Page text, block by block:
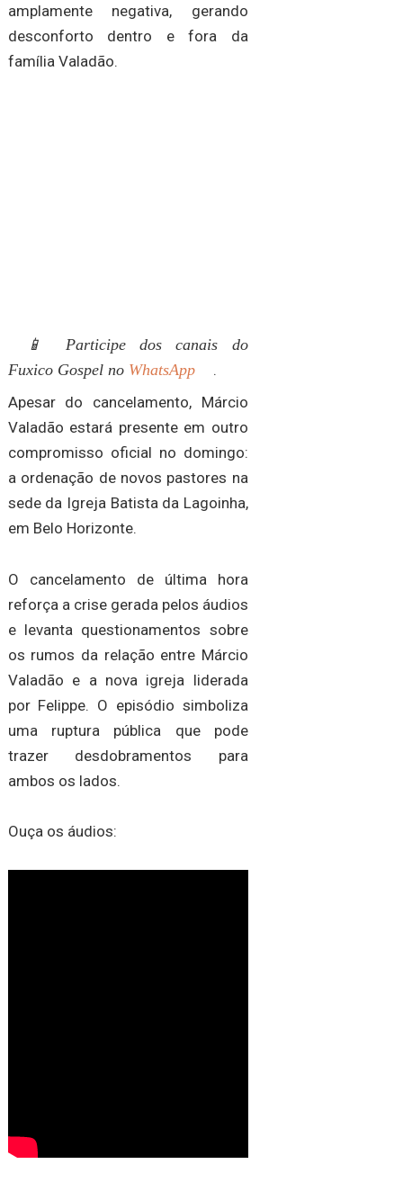
amplamente negativa, gerando
desconforto dentro e fora da
família Valadão.
📱 Participe dos canais do
Fuxico Gospel no WhatsApp
.
Apesar do cancelamento, Márcio
Valadão estará presente em outro
compromisso oficial no domingo:
a ordenação de novos pastores na
sede da Igreja Batista da Lagoinha,
em Belo Horizonte.
O cancelamento de última hora
reforça a crise gerada pelos áudios
e levanta questionamentos sobre
os rumos da relação entre Márcio
Valadão e a nova igreja liderada
por Felippe. O episódio simboliza
uma ruptura pública que pode
trazer desdobramentos para
ambos os lados.
Ouça os áudios: